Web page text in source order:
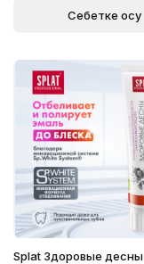
Себетке қосу
Splat Здоровые десны